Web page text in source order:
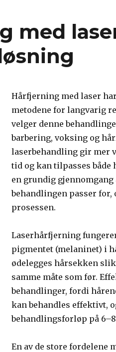
med
Hårfjerning med laser
metodene for langvarig
velger denne
barbering, voksing og
laserbehandling gir mer
tid og kan tilpasses både
en grundig
behandlingen passer for,
prosessen.
Laserhårfjerning
pigmentet (melaninet) i
ødelegges hårsekken
samme måte som før.
behandlinger, fordi
kan behandles effektivt,
behandlingsforløp på
En av de store fordelene